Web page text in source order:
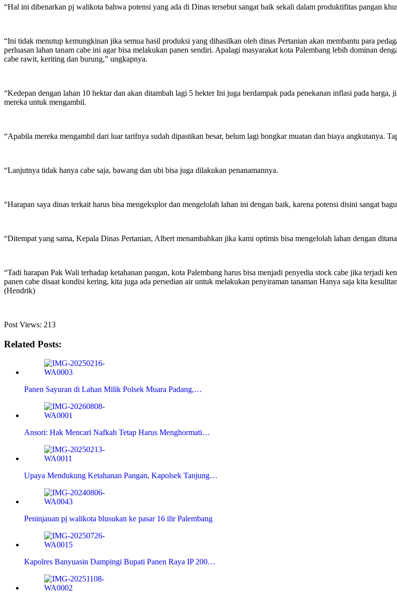
“Hal ini dibenarkan pj walikota bahwa potensi yang ada di Dinas tersebut sangat baik sekali dalam produktifitas pangan
“Ini tidak menutup kemungkinan jika semua hasil produksi yang dihasilkan oleh dinas Pertanian akan membantu para
perluasan lahan tanam cabe ini agar bisa melakukan panen sendiri. Apalagi masyarakat kota Palembang lebih dominan
cabe rawit, keriting dan burung,” ungkapnya.
“Kedepan dengan lahan 10 hektar dan akan ditambah lagi 5 hekter Ini juga berdampak pada penekanan inflasi pada
mereka untuk mengambil.
“Apabila mereka mengambil dari luar tarifnya sudah dipastikan besar, belum lagi bongkar muatan dan biaya angkutanya.
“Lanjutnya tidak hanya cabe saja, bawang dan ubi bisa juga dilakukan penanamannya.
“Harapan saya dinas terkait harus bisa mengeksplor dan mengelolah lahan ini dengan baik, karena potensi disini sangat
“Ditempat yang sama, Kepala Dinas Pertanian, Albert menambahkan jika kami optimis bisa mengelolah lahan dengan
“Tadi harapan Pak Wali terhadap ketahanan pangan, kota Palembang harus bisa menjadi penyedia stock cabe jika terjadi
panen cabe disaat kondisi kering, kita juga ada persedian air untuk melakukan penyiraman tanaman Hanya saja kita
(Hendrik)
Post Views: 213
Related Posts:
Panen Sayuran di Lahan Milik Polsek Muara Padang,…
Ansori: Hak Mencari Nafkah Tetap Harus Menghormati…
Upaya Mendukung Ketahanan Pangan, Kapolsek Tanjung…
Peninjauan pj walikota blusukan ke pasar 16 ilir Palembang
Kapolres Banyuasin Dampingi Bupati Panen Raya IP 200…